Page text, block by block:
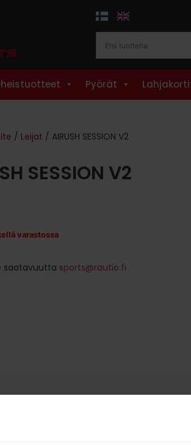
Pyörät
/ Leijat / AIRUSH SESSION V2
SESSION V2
varastossa
saatavuutta sports@rautio.fi